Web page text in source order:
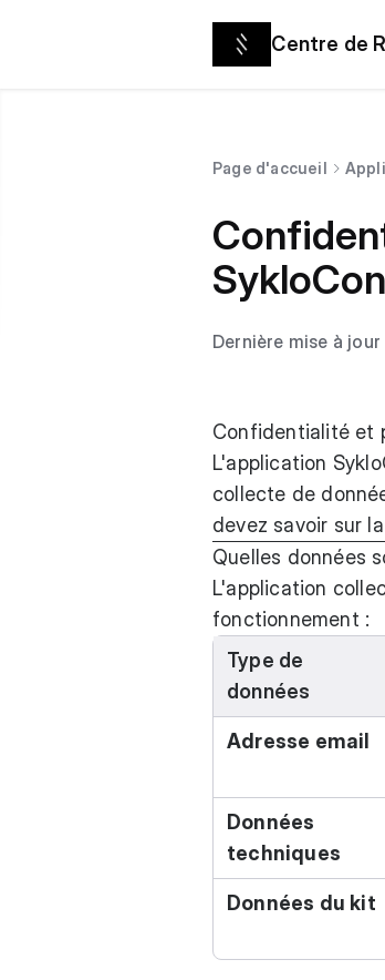
Centre de
Page d'accueil
Dernière mise à
Confidentialité et
L'application
collecte de
devez savoir sur
Quelles données
L'application
fonctionnement :
Type de
données
Adresse email
Données
techniques
Données du kit